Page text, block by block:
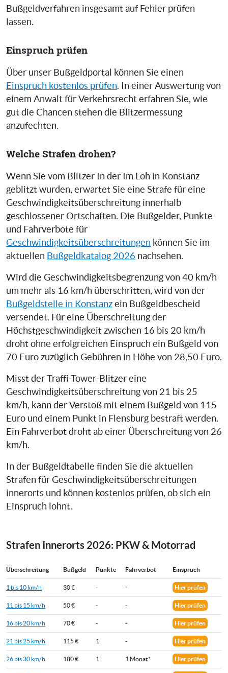
Bußgeldverfahren insgesamt auf Fehler prüfen
lassen.
Einspruch prüfen
Über unser Bußgeldportal können Sie einen
Einspruch kostenlos prüfen. In einer Auswertung von
einem Anwalt für Verkehrsrecht erfahren Sie, wie
gut die Chancen stehen die Blitzermessung
anzufechten.
Welche Strafen drohen?
Wenn Sie vom Blitzer In der Im Loh in Konstanz
geblitzt wurden, erwartet Sie eine Strafe für eine
Geschwindigkeitsüberschreitung innerhalb
geschlossener Ortschaften. Die Bußgelder, Punkte
und Fahrverbote für
Geschwindigkeitsüberschreitungen können Sie im
aktuellen Bußgeldkatalog 2026 nachsehen.
Wird die Geschwindigkeitsbegrenzung von 40 km/h
um mehr als 16 km/h überschritten, wird von der
Bußgeldstelle in Konstanz ein Bußgeldbescheid
versendet. Für eine Überschreitung der
Höchstgeschwindigkeit zwischen 16 bis 20 km/h
droht ohne erfolgreichen Einspruch ein Bußgeld von
70 Euro zuzüglich Gebühren in Höhe von 28,50 Euro.
Misst der Traffi-Tower-Blitzer eine
Geschwindigkeitsüberschreitung von 21 bis 25
km/h, kann der Verstoß mit einem Bußgeld von 115
Euro und einem Punkt in Flensburg bestraft werden.
Ein Fahrverbot droht ab einer Überschreitung von 26
km/h.
In der Bußgeldtabelle finden Sie die aktuellen
Strafen für Geschwindigkeitsüberschreitungen
innerorts und können kostenlos prüfen, ob sich ein
Einspruch lohnt.
Strafen Innerorts 2026: PKW & Motorrad
Überschreitung Bußgeld Punkte Fahrverbot Einspruch
1 bis 10 km/h 30 € - - Hier prüfen
11 bis 15 km/h 50 € - - Hier prüfen
16 bis 20 km/h 70 € - - Hier prüfen
21 bis 25 km/h 115 € 1 - Hier prüfen
26 bis 30 km/h 180 € 1 1 Monat* Hier prüfen